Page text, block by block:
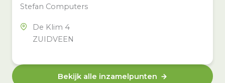
Stefan Computers
De Klim 4
ZUIDVEEN
Bekijk alle inzamelpunten